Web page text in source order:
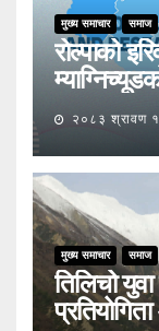
मुख्य समाचार समाज
रोल्पाको
२०८३ श्रावण
मुख्य समाचार समाज
तिलिचो